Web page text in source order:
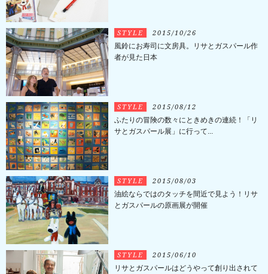
STYLE 2015/10/26
風鈴にお寿司に文房具。リサとガスパール作
者が見た日本
STYLE 2015/08/12
ふたりの冒険の数々にときめきの連続！「リ
サとガスパール展」に行って...
STYLE 2015/08/03
油絵ならではのタッチを間近で見よう！リサ
とガスパールの原画展が開催
STYLE 2015/06/10
リサとガスパールはどうやって創り出されて